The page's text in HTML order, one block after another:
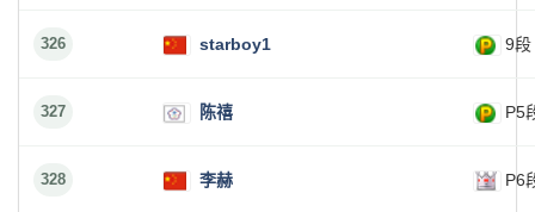
326 starboy1 9段
327 陈禧 P5
328 李赫 P6